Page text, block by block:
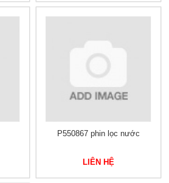
P550867 phin lọc nước
LIÊN HỆ